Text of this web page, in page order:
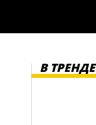
В ТРЕНДЕ